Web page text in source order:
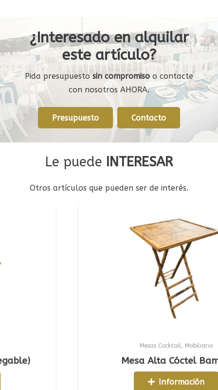
¿Interesado en alquilar
este artículo?
Pida presupuesto sin compromiso o contacte
con nosotros AHORA.
Presupuesto Contacto
Le puede INTERESAR
Otros artículos que pueden ser de interés.
Mesas Cocktail,Mobiliario
Mesa Alta Cóctel Bambú
Información